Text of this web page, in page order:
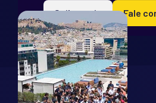
Saiba mais Fale